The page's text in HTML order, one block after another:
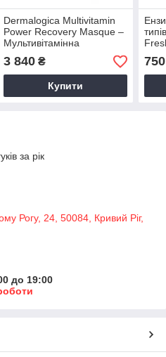
Dermalogica Multivitamin
Power Recovery Masque –
Мультивітамінна
відновлююча маска 75 мл
3 840₴
Купити
750
за рік
Рогу, 24, 50084, Кривий Ріг,
до 19:00